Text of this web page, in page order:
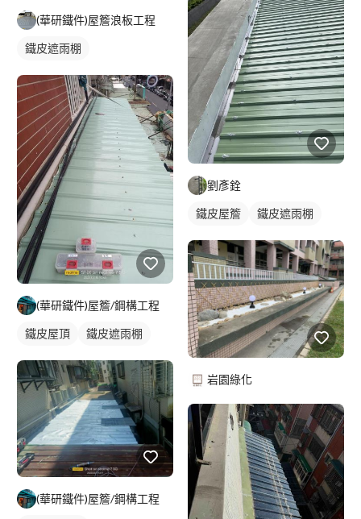
(華研鐵件)屋簷浪板工程
鐵皮遮雨棚
(華研鐵件)屋簷/鋼構工程
鐵皮屋頂 鐵皮遮雨棚
(華研鐵件)屋簷/鋼構工程
劉彥銓
鐵皮屋簷 鐵皮遮雨棚
岩園綠化